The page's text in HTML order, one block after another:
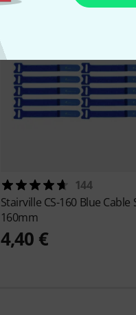
144
Stairville CS-160 Blue Cable
160mm
4,40 €